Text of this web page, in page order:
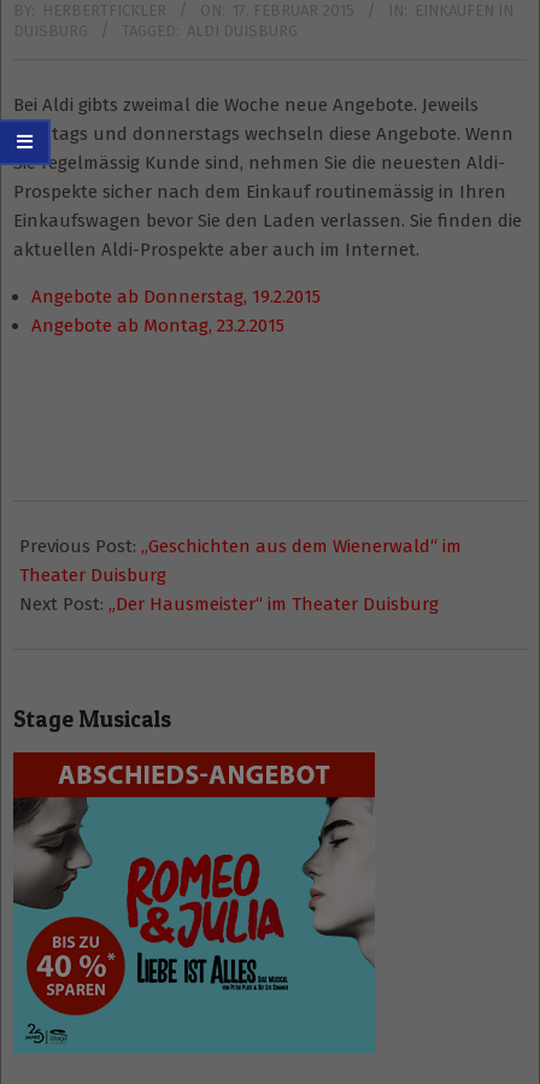
BY: HERBERTFICKLER ON: 17. FEBRUAR 2015 IN:
EINKAUFEN IN
DUISBURG
TAGGED: ALDI DUISBURG
Bei Aldi gibts zweimal die Woche neue Angebote. Jeweils
montags und donnerstags wechseln diese Angebote. Wenn
Sie regelmässig Kunde sind, nehmen Sie die neuesten Aldi-
Prospekte sicher nach dem Einkauf routinemässig in Ihren
Einkaufswagen bevor Sie den Laden verlassen. Sie finden die
aktuellen Aldi-Prospekte aber auch im Internet.
Angebote ab Donnerstag, 19.2.2015
Angebote ab Montag, 23.2.2015
02-
17
Previous Post: „Geschichten aus dem Wienerwald“ im
Theater Duisburg
Next Post: „Der Hausmeister“ im Theater Duisburg
Stage Musicals